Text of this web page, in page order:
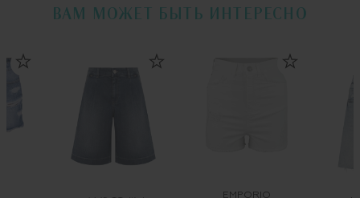
ВАМ МОЖЕТ БЫТЬ ИНТЕРЕСНО
EMPORIO